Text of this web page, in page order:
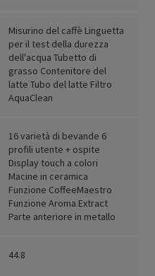
Misurino del caffè Linguetta
per il test della durezza
dell'acqua Tubetto di
grasso Contenitore del
latte Tubo del latte Filtro
AquaClean
16 varietà di bevande 6
profili utente + ospite
Display touch a colori
Macine in ceramica
Funzione CoffeeMaestro
Funzione Aroma Extract
Parte anteriore in metallo
44.8